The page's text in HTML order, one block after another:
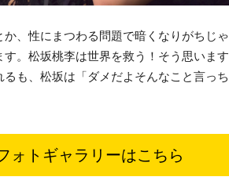
、性にまつわる問題で暗くなりがちじ
。松坂桃李は世界を救う！そう思いま
も、松坂は「ダメだよそんなこと言っ
ォトギャラリーはこちら